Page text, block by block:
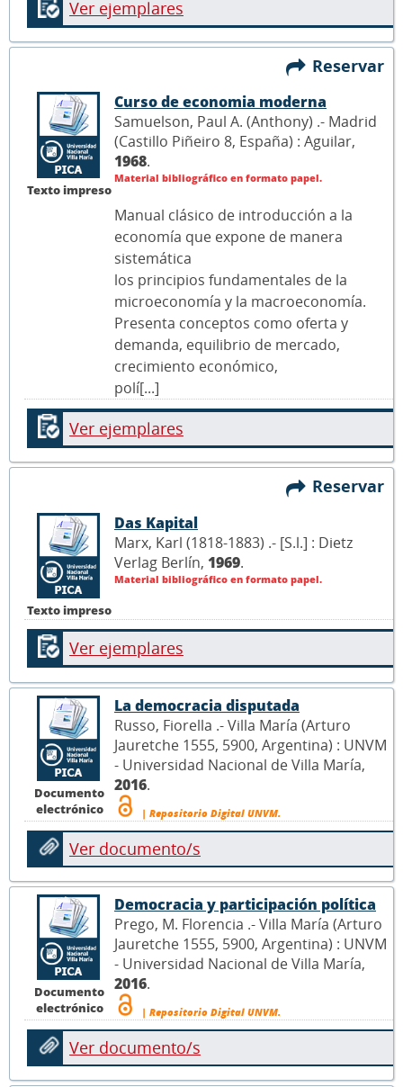
Ver ejemplares
Reservar
Texto impreso
Curso de economia moderna
Samuelson, Paul A. (Anthony) .- Madrid
(Castillo Piñeiro 8, España) : Aguilar,
1968.
Material bibliográfico en formato papel.
Manual clásico de introducción a la
economía que expone de manera
sistemática
los principios fundamentales de la
microeconomía y la macroeconomía.
Presenta conceptos como oferta y
demanda, equilibrio de mercado,
crecimiento económico,
polí[...]
Ver ejemplares
Reservar
Texto impreso
Das Kapital
Marx, Karl (1818-1883) .- [S.l.] : Dietz
Verlag Berlín, 1969.
Material bibliográfico en formato papel.
Ver ejemplares
Documento
electrónico
La democracia disputada
Russo, Fiorella .- Villa María (Arturo
Jauretche 1555, 5900, Argentina) : UNVM
- Universidad Nacional de Villa María,
2016.
| Repositorio Digital UNVM.
Ver documento/s
Documento
electrónico
Democracia y participación política
Prego, M. Florencia .- Villa María (Arturo
Jauretche 1555, 5900, Argentina) : UNVM
- Universidad Nacional de Villa María,
2016.
| Repositorio Digital UNVM.
Ver documento/s